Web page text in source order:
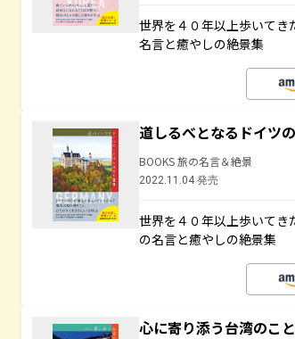
世界を４０年以上歩いてき
名言と癒やしの絶景集
道しるべとなるドイツ
BOOKS 旅の名言＆絶景
2022.11.04 発売
世界を４０年以上歩いてき
の名言と癒やしの絶景集
心に寄り添う台湾のこ